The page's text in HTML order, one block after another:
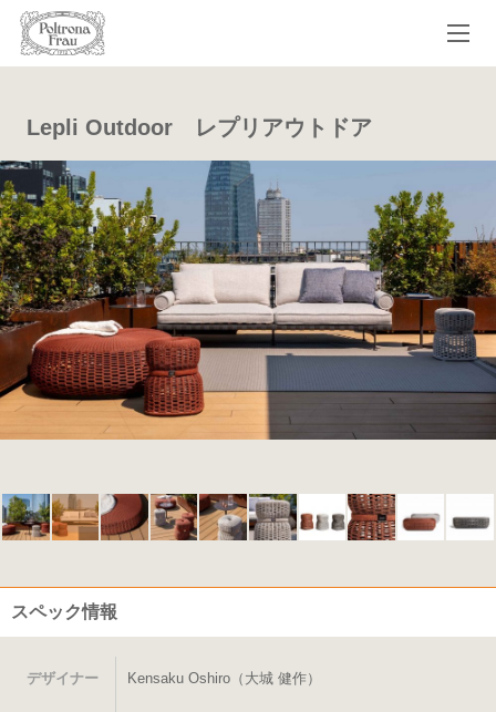
Lepli Outdoor レプリアウトドア
スペック情報
デザイナー Kensaku Oshiro（大城 健作）